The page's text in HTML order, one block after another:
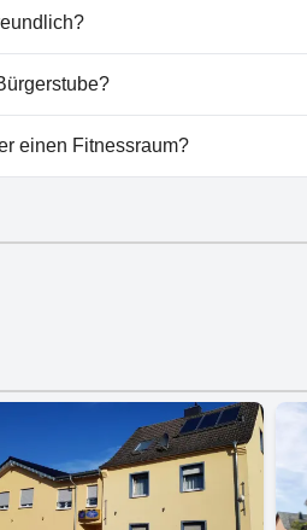
nicht vorhanden.
willkommen.
Bürgerstube vorhanden.
einen Fitnessraum?